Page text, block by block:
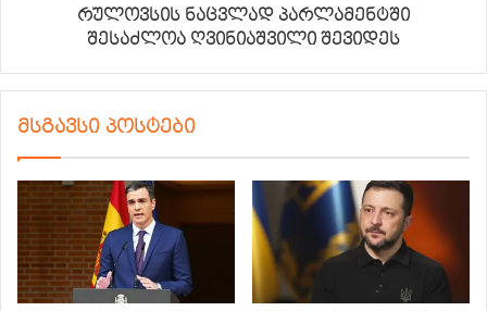
რულოვსის ნაცვლად პარლამენტში
შესაძლოა ღვინიაშვილი შევიდეს
მსგავსი პოსტები